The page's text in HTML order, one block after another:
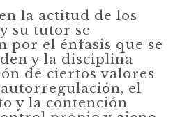
la actitud de los
su tutor se
por el énfasis que se
y la disciplina
de ciertos valores
el
y la contención